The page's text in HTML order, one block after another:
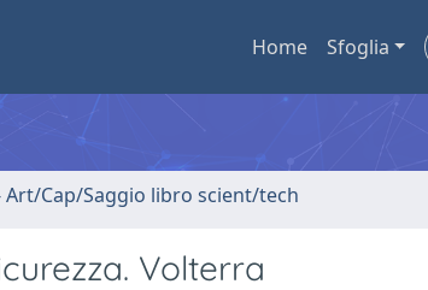
Home Sfoglia
Art/Cap/Saggio libro scient/tech
Volterra